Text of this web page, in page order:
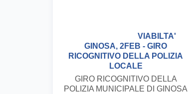
VIABILTA'
GINOSA, 2FEB - GIRO
RICOGNITIVO DELLA POLIZIA
LOCALE
GIRO RICOGNITIVO DELLA
POLIZIA MUNICIPALE DI GINOSA